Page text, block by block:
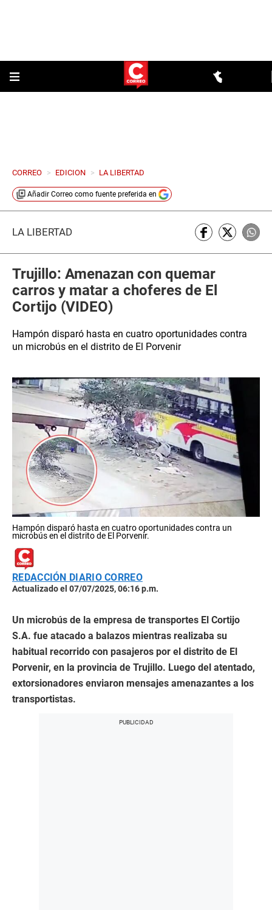
CORREO > EDICION > LA LIBERTAD
Añadir Correo como fuente preferida en
LA LIBERTAD
Trujillo: Amenazan con quemar
carros y matar a choferes de El
Cortijo (VIDEO)
Hampón disparó hasta en cuatro oportunidades contra
un microbús en el distrito de El Porvenir
Hampón disparó hasta en cuatro oportunidades contra un
microbús en el distrito de El Porvenir.
REDACCIÓN DIARIO CORREO
Actualizado el 07/07/2025, 06:16 p.m.
Un microbús de la empresa de transportes El Cortijo
S.A. fue atacado a balazos mientras realizaba su
habitual recorrido con pasajeros por el distrito de El
Porvenir, en la provincia de Trujillo. Luego del atentado,
extorsionadores enviaron mensajes amenazantes a los
transportistas.